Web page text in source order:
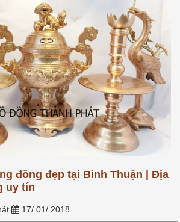
đồng đẹp tại Bình Thuận | Địa
uy tín
17/ 01/ 2018